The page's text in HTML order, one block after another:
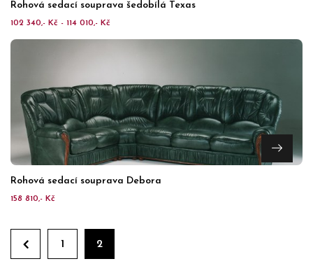
Rohová sedací souprava šedobílá Texas
102 340,- Kč - 114 010,- Kč
Rohová sedací souprava Debora
158 810,- Kč
1 2